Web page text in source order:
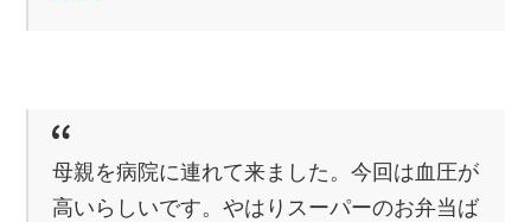
母親を病院に連れて来ました。今回は血圧が
高いらしいです。やはりスーパーのお弁当ば